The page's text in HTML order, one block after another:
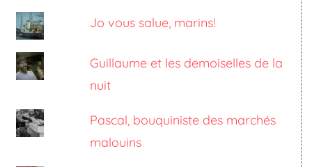
Jo vous salue, marins!
Guillaume et les demoiselles de la
nuit
Pascal, bouquiniste des marchés
malouins